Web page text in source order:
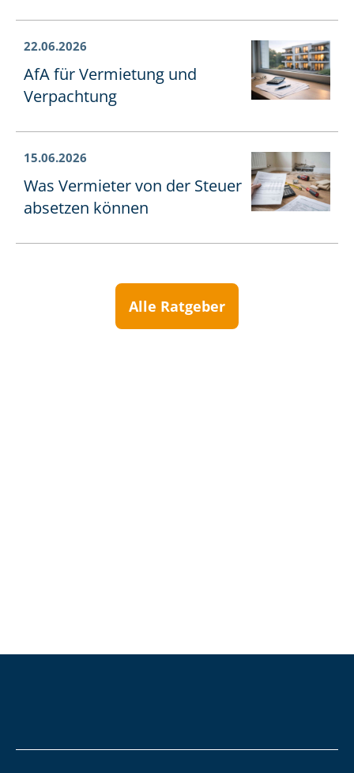
22.06.2026
AfA für Vermietung und
Verpachtung
15.06.2026
Was Vermieter von der Steuer
absetzen können
Alle Ratgeber